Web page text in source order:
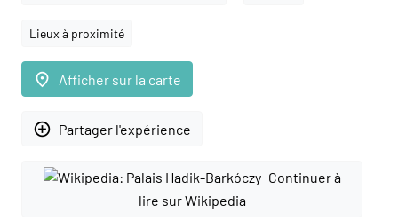
Lieux à proximité
place Afficher sur la carte
add_circle_outline Partager l'expérience
Continuer à
lire sur Wikipedia